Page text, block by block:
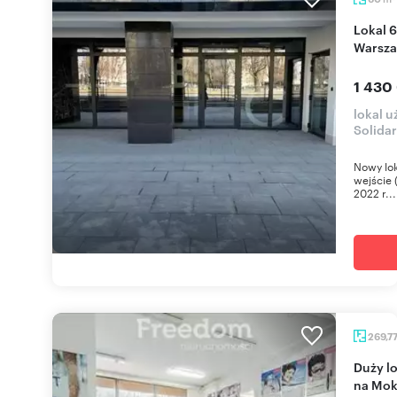
Lokal 60 m² z witrynami i klimatyzacją w Centrum
1 430
lokal
Nowy
wejście
2022
Duży lokal 270 m² z gotowym projektem adaptacji
na